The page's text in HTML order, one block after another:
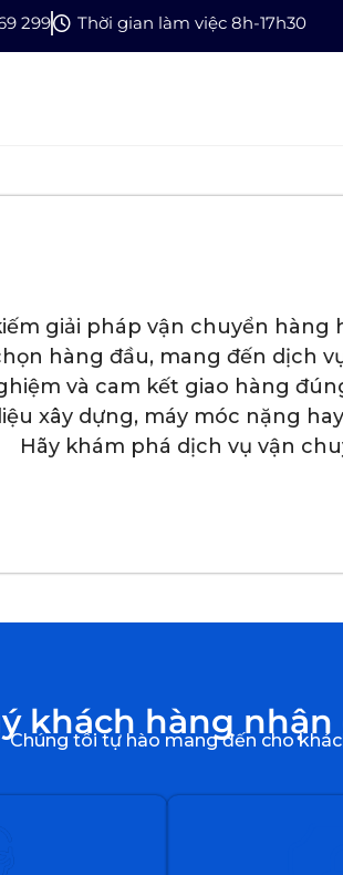
299 Thời gian làm việc 8h-17h30
giải pháp vận chuyển
hàng đầu, mang đến dịch
và cam kết giao hàng
xây dựng, máy móc nặng
Hãy khám phá dịch vụ vận
khách hàng
Chúng tôi tự hào mang đến cho